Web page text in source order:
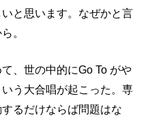
と思います。なぜかと言
。
、世の中的にGo To がや
う大合唱が起こった。専
るだけならば問題はな